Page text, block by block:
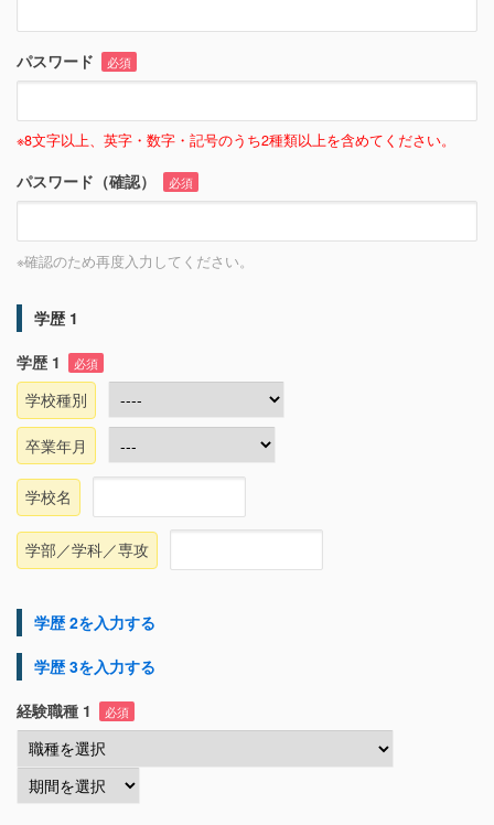
パスワード 必須
※8文字以上、英字・数字・記号のうち2種類以上を含めてください。
パスワード（確認） 必須
※確認のため再度入力してください。
学歴 1
学歴 1
必須
学校種別
卒業年月
学校名
学部／学科／専攻
学歴 2を入力する
学歴 3を入力する
経験職種 1
必須